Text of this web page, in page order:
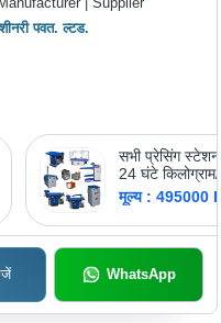
पवत. ल्टड.
सभी प्रेसिंग स्टेशन
24 घंटे
मूल्य : 495000
WhatsApp